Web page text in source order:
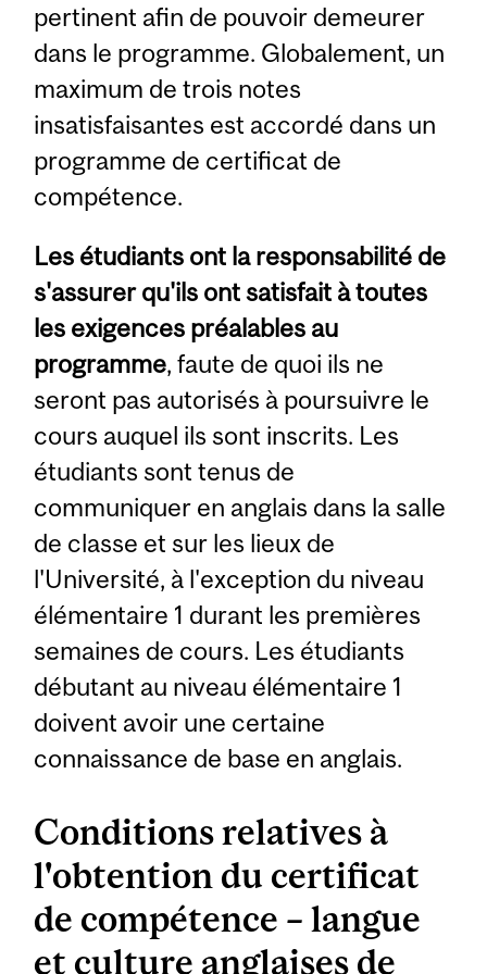
pertinent afin de pouvoir demeurer
dans le programme. Globalement, un
maximum de trois notes
insatisfaisantes est accordé dans un
programme de certificat de
compétence.
Les étudiants ont la responsabilité de
s'assurer qu'ils ont satisfait à toutes
les exigences préalables au
programme, faute de quoi ils ne
seront pas autorisés à poursuivre le
cours auquel ils sont inscrits. Les
étudiants sont tenus de
communiquer en anglais dans la salle
de classe et sur les lieux de
l'Université, à l'exception du niveau
élémentaire 1 durant les premières
semaines de cours. Les étudiants
débutant au niveau élémentaire 1
doivent avoir une certaine
connaissance de base en anglais.
Conditions relatives à
l'obtention du certificat
de compétence – langue
et culture anglaises de